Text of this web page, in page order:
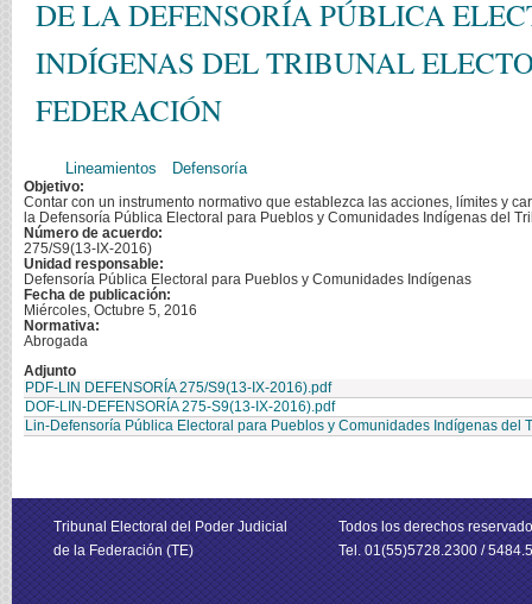
DE LA DEFENSORÍA PÚBLICA
INDÍGENAS DEL TRIBUNAL
FEDERACIÓN
Lineamientos Defensoría
Objetivo:
Contar con un instrumento normativo que establezca las acciones, límites y
la Defensoría Pública Electoral para Pueblos y Comunidades Indígenas del
Número de acuerdo:
275/S9(13-IX-2016)
Unidad responsable:
Defensoría Pública Electoral para Pueblos y Comunidades Indígenas
Fecha de publicación:
Miércoles, Octubre 5, 2016
Normativa:
Abrogada
Adjunto
PDF-LIN DEFENSORÍA 275/S9(13-IX-2016).pdf
DOF-LIN-DEFENSORÍA 275-S9(13-IX-2016).pdf
Lin-Defensoría Pública Electoral para Pueblos y Comunidades Indígenas del
Tribunal Electoral del Poder Judicial
de la Federación (TE)
Todos los derechos
Tel. 01(55)5728.2300 /